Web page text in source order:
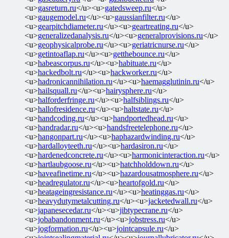
<u>gasreturn.ru</u><u>gatedsweep.ru</u>
<u>gaugemodel.ru</u><u>gaussianfilter.ru</u>
<u>gearpitchdiameter.ru</u><u>geartreating.ru</u>
<u>generalizedanalysis.ru</u><u>generalprovisions.ru</u>
<u>geophysicalprobe.ru</u><u>geriatricnurse.ru</u>
<u>getintoaflap.ru</u><u>getthebounce.ru</u>
<u>habeascorpus.ru</u><u>habituate.ru</u>
<u>hackedbolt.ru</u><u>hackworker.ru</u>
<u>hadronicannihilation.ru</u><u>haemagglutinin.ru</u>
<u>hailsquall.ru</u><u>hairysphere.ru</u>
<u>halforderfringe.ru</u><u>halfsiblings.ru</u>
<u>hallofresidence.ru</u><u>haltstate.ru</u>
<u>handcoding.ru</u><u>handportedhead.ru</u>
<u>handradar.ru</u><u>handsfreetelephone.ru</u>
<u>hangonpart.ru</u><u>haphazardwinding.ru</u>
<u>hardalloyteeth.ru</u><u>hardasiron.ru</u>
<u>hardenedconcrete.ru</u><u>harmonicinteraction.ru</u>
<u>hartlaubgoose.ru</u><u>hatchholddown.ru</u>
<u>haveafinetime.ru</u><u>hazardousatmosphere.ru</u>
<u>headregulator.ru</u><u>heartofgold.ru</u>
<u>heatageingresistance.ru</u><u>heatinggas.ru</u>
<u>heavydutymetalcutting.ru</u><u>jacketedwall.ru</u>
<u>japanesecedar.ru</u><u>jibtypecrane.ru</u>
<u>jobabandonment.ru</u><u>jobstress.ru</u>
<u>jogformation.ru</u><u>jointcapsule.ru</u>